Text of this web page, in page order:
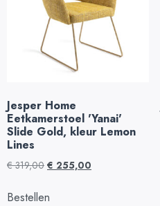
Jesper Home
Eetkamerstoel 'Yanai'
Slide Gold, kleur Lemon
Lines
€319,00 € 255,00
Bestellen